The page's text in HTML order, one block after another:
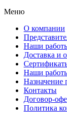
Меню
О компании
Наши
Доставка и
Наши
Назначение
Контакты
Договор-
Политика